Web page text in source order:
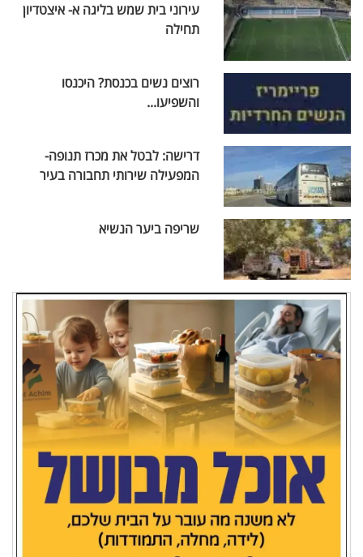
עירוני בית שמש בליגה א- איצטדיון
תחילה
רוצים נשים בכנסת? היכנסו
והשפיעו...
דרישה: לבטל את מכרז תנופה-
המפעילה שירותי תחבורה בעיר
שריפה ביער הנשיא